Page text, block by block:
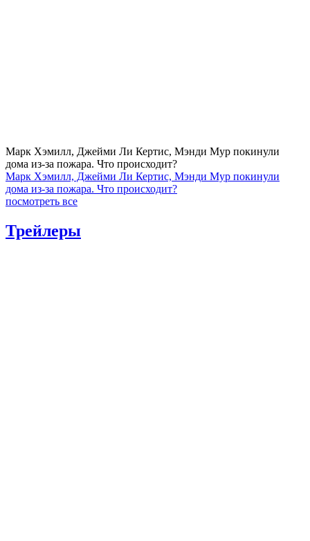
Марк Хэмилл, Джейми Ли Кертис, Мэнди Мур покинули
дома из-за пожара. Что происходит?
Марк Хэмилл, Джейми Ли Кертис, Мэнди Мур покинули
дома из-за пожара. Что происходит?
посмотреть все
Трейлеры